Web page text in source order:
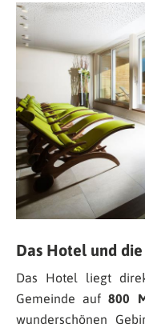
Das Hotel und
Das Hotel liegt
Gemeinde auf800
wunderschönen